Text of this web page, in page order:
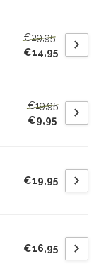
€29,95
€14,95
€19,95
€9,95
€19,95
€16,95